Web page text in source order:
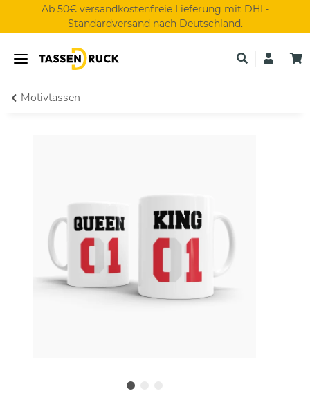
Ab 50€ versandkostenfreie Lieferung mit DHL-
Standardversand nach Deutschland.
Motivtassen